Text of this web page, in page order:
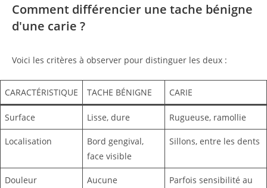
Comment différencier une tache bénigne
d'une carie ?
Voici les critères à observer pour distinguer les deux :
CARACTÉRISTIQUE TACHE BÉNIGNE CARIE
Surface Lisse, dure Rugueuse, ramollie
Localisation
Bord gengival,
face visible
Sillons, entre les dents
Douleur Aucune
Parfois sensibilité au